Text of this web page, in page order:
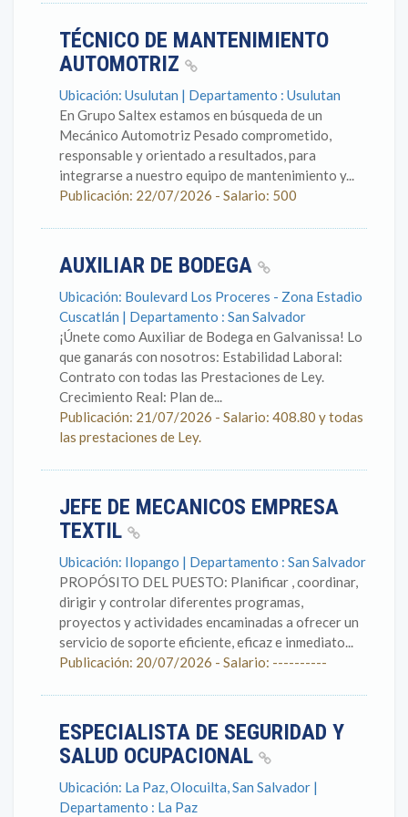
TÉCNICO DE MANTENIMIENTO
AUTOMOTRIZ
Ubicación: Usulutan | Departamento : Usulutan
En Grupo Saltex estamos en búsqueda de un
Mecánico Automotriz Pesado comprometido,
responsable y orientado a resultados, para
integrarse a nuestro equipo de mantenimiento y...
Publicación: 22/07/2026 - Salario: 500
AUXILIAR DE BODEGA
Ubicación: Boulevard Los Proceres - Zona Estadio
Cuscatlán | Departamento : San Salvador
¡Únete como Auxiliar de Bodega en Galvanissa! Lo
que ganarás con nosotros: Estabilidad Laboral:
Contrato con todas las Prestaciones de Ley.
Crecimiento Real: Plan de...
Publicación: 21/07/2026 - Salario: 408.80 y todas
las prestaciones de Ley.
JEFE DE MECANICOS EMPRESA
TEXTIL
Ubicación: Ilopango | Departamento : San Salvador
PROPÓSITO DEL PUESTO: Planificar , coordinar,
dirigir y controlar diferentes programas,
proyectos y actividades encaminadas a ofrecer un
servicio de soporte eficiente, eficaz e inmediato...
Publicación: 20/07/2026 - Salario: ----------
ESPECIALISTA DE SEGURIDAD Y
SALUD OCUPACIONAL
Ubicación: La Paz, Olocuilta, San Salvador |
Departamento : La Paz